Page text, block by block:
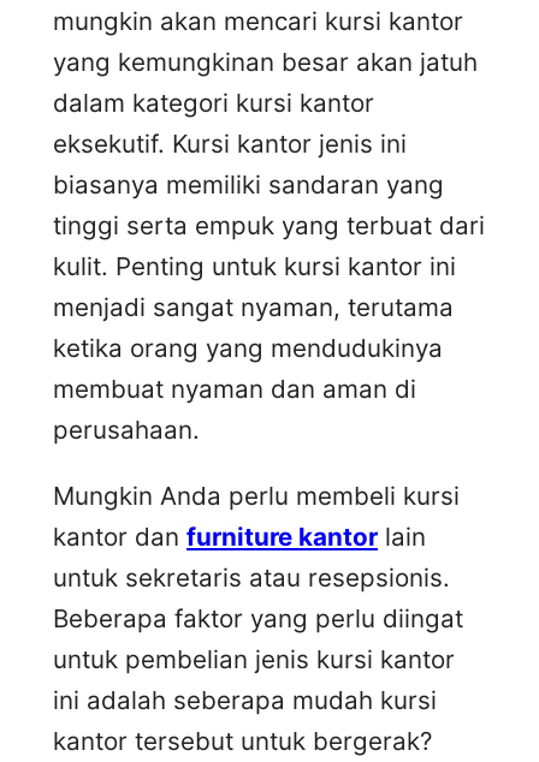
mungkin akan mencari kursi kantor
yang kemungkinan besar akan jatuh
dalam kategori kursi kantor
eksekutif. Kursi kantor jenis ini
biasanya memiliki sandaran yang
tinggi serta empuk yang terbuat dari
kulit. Penting untuk kursi kantor ini
menjadi sangat nyaman, terutama
ketika orang yang mendudukinya
membuat nyaman dan aman di
perusahaan.
Mungkin Anda perlu membeli kursi
kantor dan furniture kantor lain
untuk sekretaris atau resepsionis.
Beberapa faktor yang perlu diingat
untuk pembelian jenis kursi kantor
ini adalah seberapa mudah kursi
kantor tersebut untuk bergerak?